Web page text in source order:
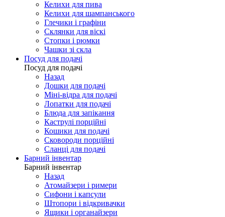
Келихи для пива
Келихи для шампанського
Глечики і графіни
Склянки для віскі
Стопки і рюмки
Чашки зі скла
Посуд для подачі
Посуд для подачі
Назад
Дошки для подачі
Міні-відра для подачі
Лопатки для подачі
Блюда для запікання
Каструлі порційні
Кошики для подачі
Сковороди порційні
Сланці для подачі
Барний інвентар
Барний інвентар
Назад
Атомайзери і римери
Сифони і капсули
Штопори і відкривачки
Ящики і органайзери